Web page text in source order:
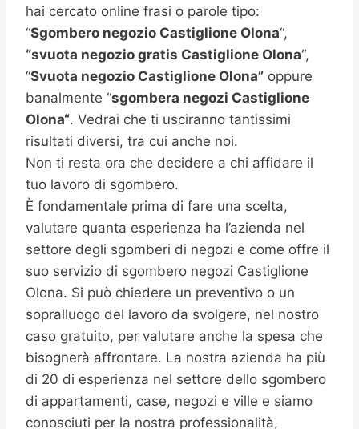
hai cercato online frasi o parole tipo:
“Sgombero negozio Castiglione Olona“,
“svuota negozio gratis Castiglione Olona“,
“Svuota negozio Castiglione Olona” oppure
banalmente “sgombera negozi Castiglione
Olona“. Vedrai che ti usciranno tantissimi
risultati diversi, tra cui anche noi.
Non ti resta ora che decidere a chi affidare il
tuo lavoro di sgombero.
È fondamentale prima di fare una scelta,
valutare quanta esperienza ha l’azienda nel
settore degli sgomberi di negozi e come offre il
suo servizio di sgombero negozi Castiglione
Olona. Si può chiedere un preventivo o un
sopralluogo del lavoro da svolgere, nel nostro
caso gratuito, per valutare anche la spesa che
bisognerà affrontare. La nostra azienda ha più
di 20 di esperienza nel settore dello sgombero
di appartamenti, case, negozi e ville e siamo
conosciuti per la nostra professionalità,